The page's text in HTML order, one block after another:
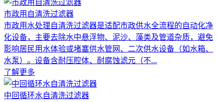
市政用自清洗过滤器
市政用水处理自清洗过滤器是适配市政供水全流程的自动化净
化设备，主要去除水中悬浮物、泥沙、藻类及管道杂质，避免
影响居民用水体验或堵塞供水管网、二次供水设备（如水箱、
水泵）。设备含耐压腔体、耐腐蚀滤元（不...
了解更多
中回循环水自清洗过滤器